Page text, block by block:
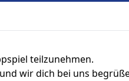
teilzunehmen.
wir dich bei uns